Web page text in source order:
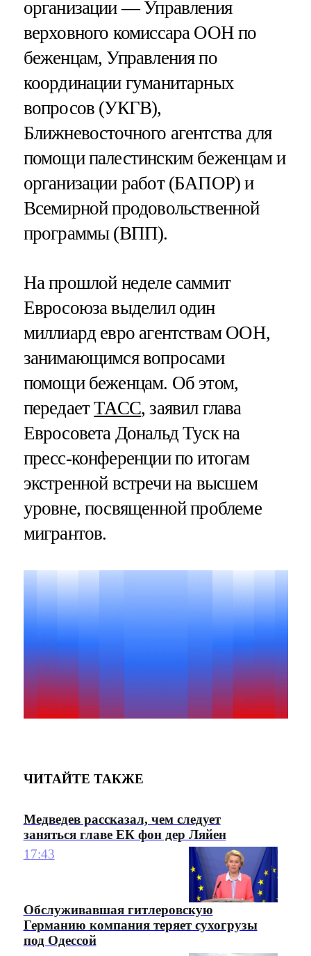
организации — Управления
верховного комиссара ООН по
беженцам, Управления по
координации гуманитарных
вопросов (УКГВ),
Ближневосточного агентства для
помощи палестинским беженцам и
организации работ (БАПОР) и
Всемирной продовольственной
программы (ВПП).
На прошлой неделе саммит
Евросоюза выделил один
миллиард евро агентствам ООН,
занимающимся вопросами
помощи беженцам. Об этом,
передаетТАСС, заявил глава
Евросовета Дональд Туск на
пресс-конференции по итогам
экстренной встречи на высшем
уровне, посвященной проблеме
мигрантов.
ЧИТАЙТЕ ТАКЖЕ
Медведев рассказал, чем следует
заняться главе ЕК фон дер Ляйен
17:43
Обслуживавшая гитлеровскую
Германию компания теряет сухогрузы
под Одессой